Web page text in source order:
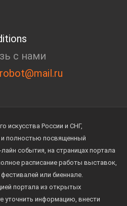
с нами
искусства России и СНГ,
полностью посвященный
события, на страницах портала
расписание работы выставок,
или биеннале.
портала из открытых
уточнить информацию, внести